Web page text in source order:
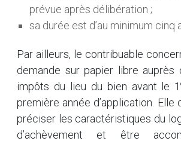
prévue après délibération ;
sa durée est d’au minimum cinq
Par ailleurs, le contribuable
demande sur papier libre auprès
impôts du lieu du bien avant le 1
première année d’application. Elle
préciser les caractéristiques du
d’achèvement et être